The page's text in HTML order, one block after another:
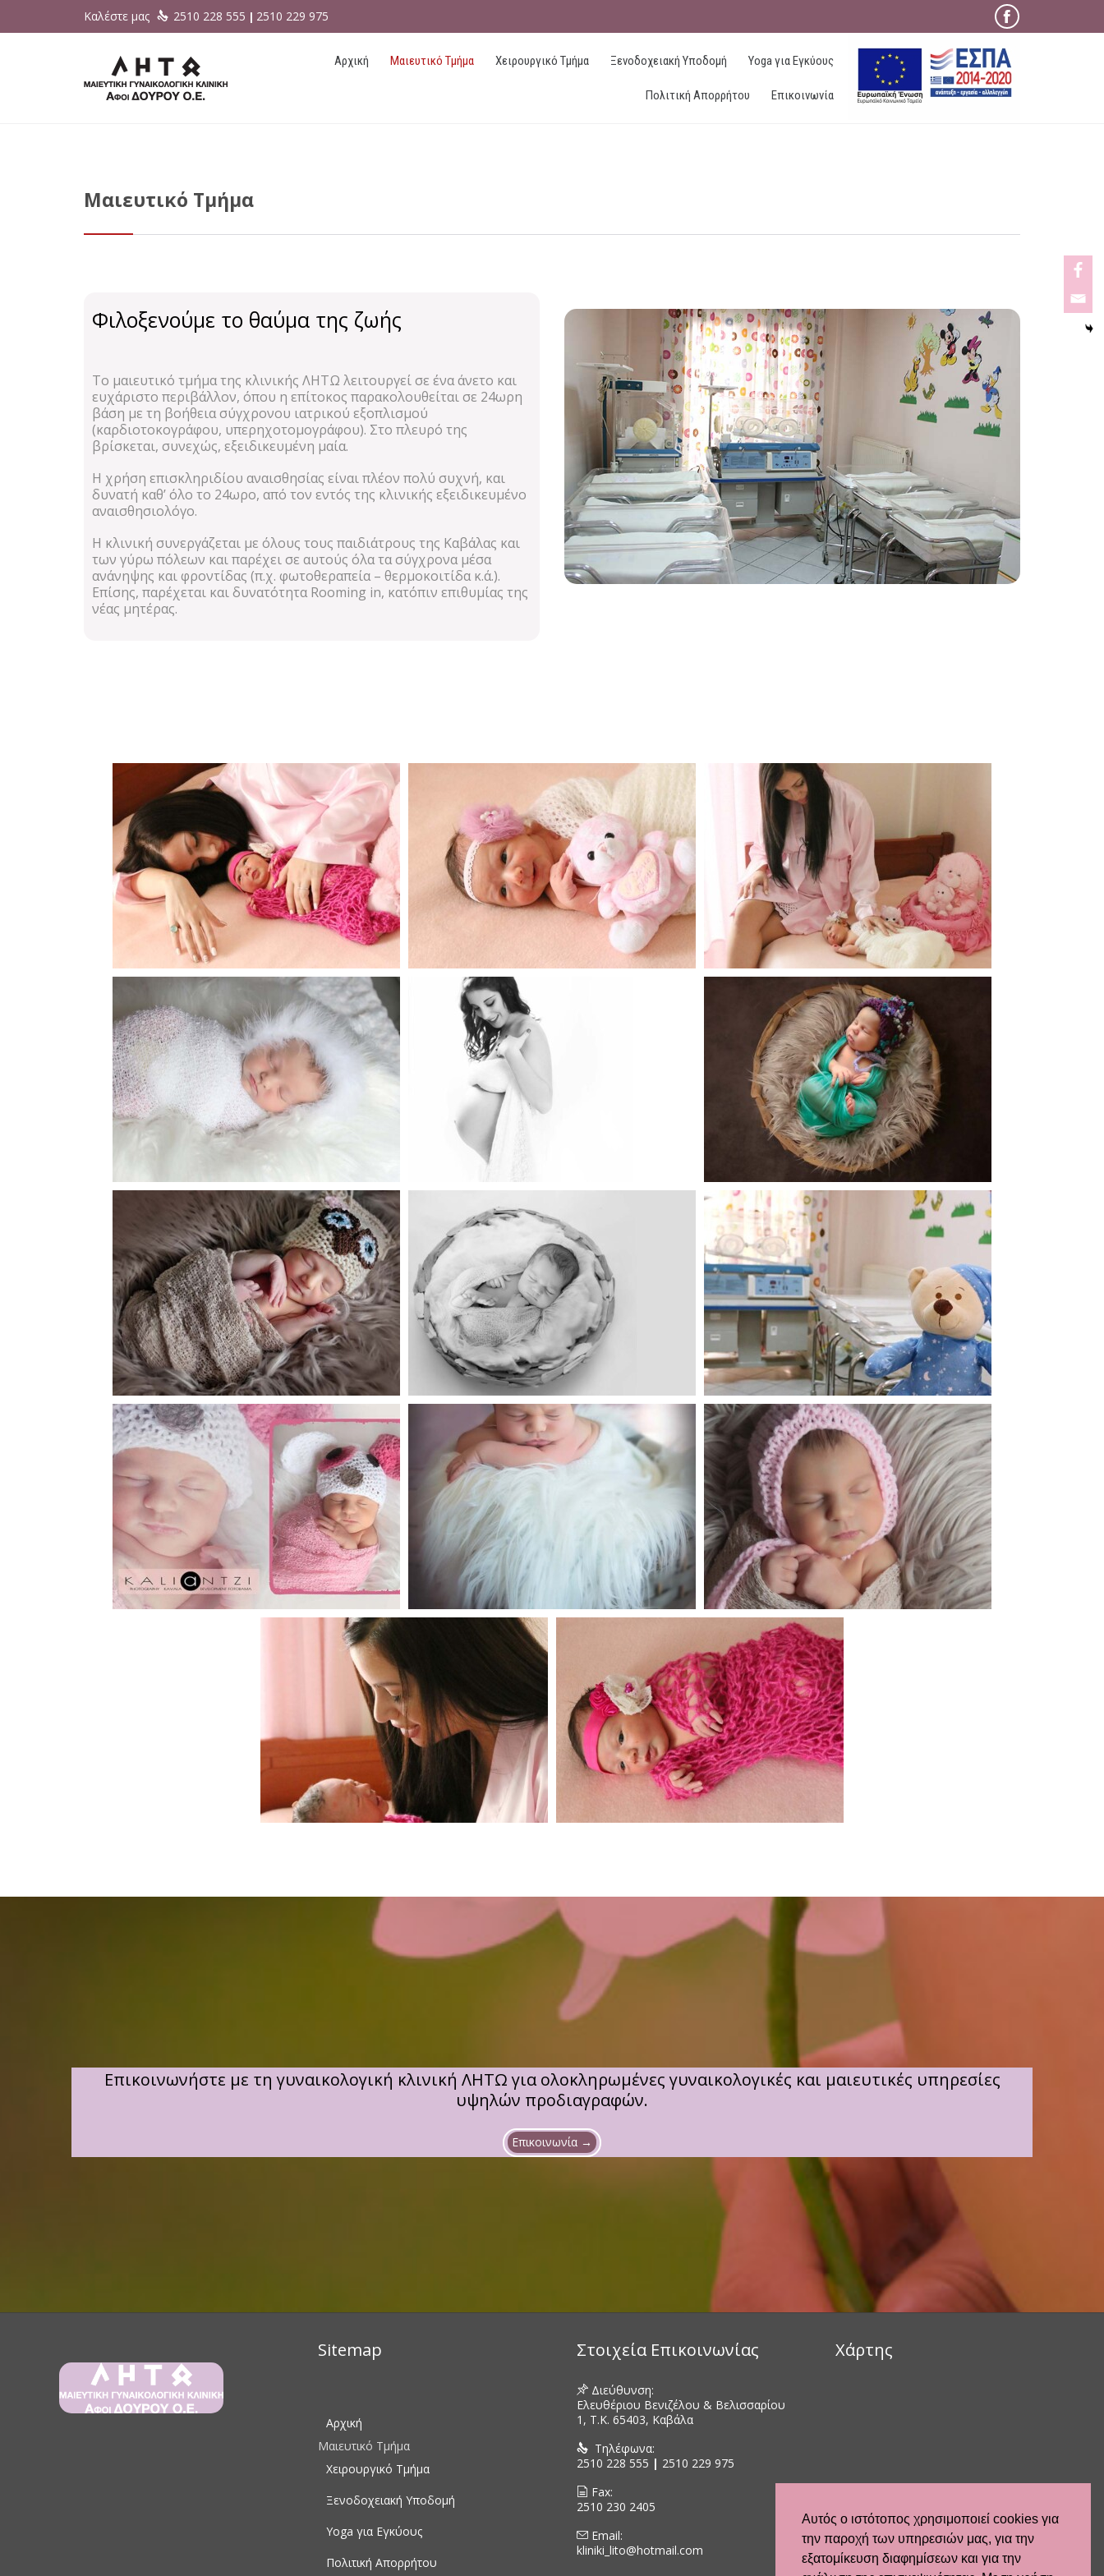
Αυτός ο ιστότοπος χρησιμοποιεί cookies για
την παροχή των υπηρεσιών μας, για την
εξατομίκευση διαφημίσεων και για την
Καλέστε μας  2510 228 555 | 2510 229 975 
Skip
content
Αρχική Μαιευτικό Τμήμα Χειρουργικό Τμήμα Ξενοδοχειακή Υποδομή Yoga για Εγκύους
Πολιτική Απορρήτου Επικοινωνία
Μαιευτικό Τμήμα
Φιλοξενούμε το θαύμα της ζωής
Το μαιευτικό τμήμα της κλινικής ΛΗΤΩ λειτουργεί σε ένα άνετο και
ευχάριστο περιβάλλον, όπου η επίτοκος παρακολουθείται σε 24ωρη
βάση με τη βοήθεια σύγχρονου ιατρικού εξοπλισμού
(καρδιοτοκογράφου, υπερηχοτομογράφου). Στο πλευρό της
βρίσκεται, συνεχώς, εξειδικευμένη μαία.
Η χρήση επισκληριδίου αναισθησίας είναι πλέον πολύ συχνή, και
δυνατή καθ’ όλο το 24ωρο, από τον εντός της κλινικής εξειδικευμένο
αναισθησιολόγο.
Η κλινική συνεργάζεται με όλους τους παιδιάτρους της Καβάλας και
των γύρω πόλεων και παρέχει σε αυτούς όλα τα σύγχρονα μέσα
ανάνηψης και φροντίδας (π.χ. φωτοθεραπεία – θερμοκοιτίδα κ.ά.).
Επίσης, παρέχεται και δυνατότητα Rooming in, κατόπιν επιθυμίας της
νέας μητέρας.
Επικοινωνήστε με τη γυναικολογική κλινική ΛΗΤΩ για ολοκληρωμένες γυναικολογικές και μαιευτικές υπηρεσίες
υψηλών προδιαγραφών.
Επικοινωνία →
Sitemap
Αρχική
Μαιευτικό Τμήμα
Χειρουργικό Τμήμα
Ξενοδοχειακή Υποδομή
Yoga για Εγκύους
Πολιτική Απορρήτου
Στοιχεία Επικοινωνίας
 Διεύθυνση:
Ελευθέριου Βενιζέλου & Βελισσαρίου
1, Τ.Κ. 65403, Καβάλα

Τηλέφωνα:
2510 228 555 | 2510 229 975
 Fax:
2510 230 2405
 Email:
kliniki_lito@hotmail.com
Χάρτης